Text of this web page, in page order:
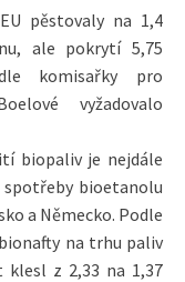
pěstovaly na 1,4
ale pokrytí 5,75
komisařky pro
vyžadovalo
biopaliv je nejdále
bioetanolu
a Německo. Podle
na trhu paliv
z 2,33 na 1,37